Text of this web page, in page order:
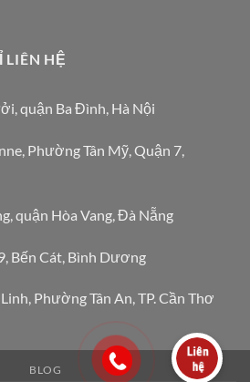
LIÊN HỆ
quận Ba Đình, Hà Nội
Phường Tân Mỹ, Quận 7,
quận Hòa Vang, Đà Nẵng
Bến Cát, Bình Dương
Phường Tân An, TP. Cần Thơ
BLOG